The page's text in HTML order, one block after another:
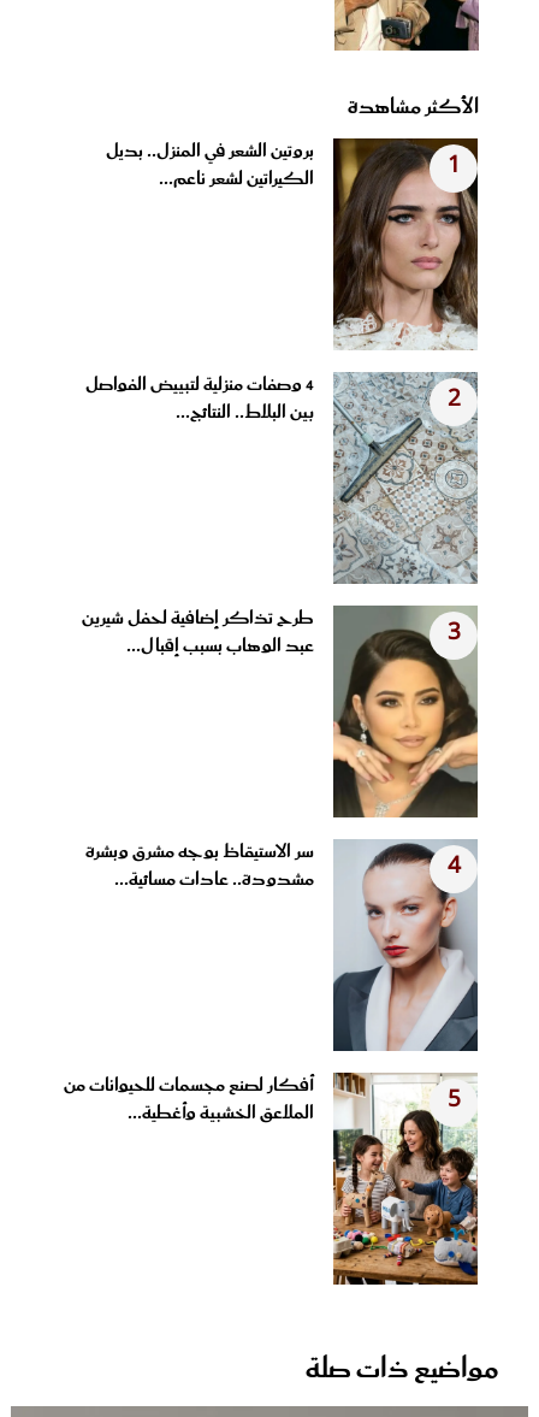
الأكثر مشاهدة
1
بروتين الشعر في المنزل.. بديل
الكيراتين لشعر ناعم...
2
4 وصفات منزلية لتبييض الفواصل
بين البلاط.. النتائج...
3
طرح تذاكر إضافية لحفل شيرين
عبد الوهاب بسبب إقبال...
4
سر الاستيقاظ بوجه مشرق وبشرة
مشدودة.. عادات مسائية...
5
أفكار لصنع مجسمات للحيوانات من
الملاعق الخشبية وأغطية...
مواضيع ذات صلة